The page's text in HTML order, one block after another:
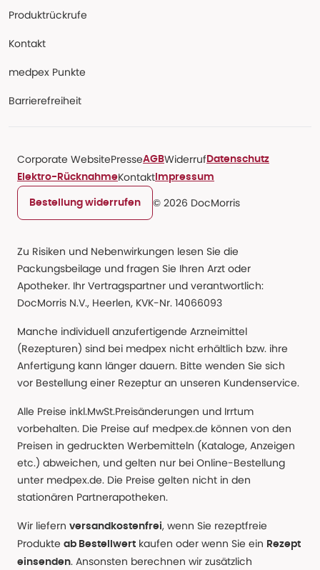
Produktrückrufe
Kontakt
medpex Punkte
Barrierefreiheit
Corporate WebsitePresseAGBWiderruf Datenschutz
Elektro-RücknahmeKontakt Impressum
Bestellung widerrufen © 2026 DocMorris
Zu Risiken und Nebenwirkungen lesen Sie die
Packungsbeilage und fragen Sie Ihren Arzt oder
Apotheker. Ihr Vertragspartner und verantwortlich:
DocMorris N.V., Heerlen, KVK-Nr. 14066093
Manche individuell anzufertigende Arzneimittel
(Rezepturen) sind bei medpex nicht erhältlich bzw. ihre
Anfertigung kann länger dauern. Bitte wenden Sie sich
vor Bestellung einer Rezeptur an unseren Kundenservice.
Alle Preise inkl.MwSt.Preisänderungen und Irrtum
vorbehalten. Die Preise auf medpex.de können von den
Preisen in gedruckten Werbemitteln (Kataloge, Anzeigen
etc.) abweichen, und gelten nur bei Online-Bestellung
unter medpex.de. Die Preise gelten nicht in den
stationären Partnerapotheken.
Wir liefern versandkostenfrei, wenn Sie rezeptfreie
Produkte ab Bestellwert kaufen oder wenn Sie ein Rezept
einsenden. Ansonsten berechnen wir zusätzlich